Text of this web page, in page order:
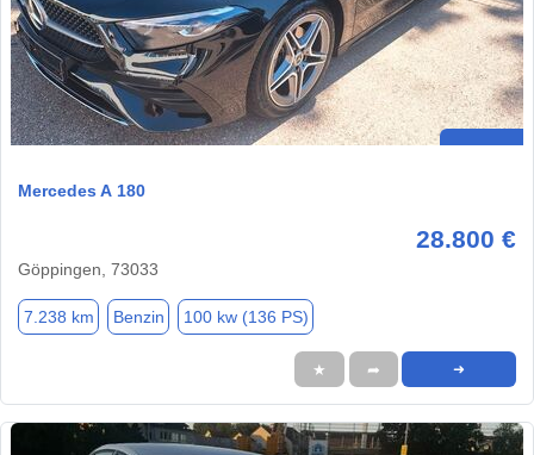
Mercedes A 180
28.800 €
Göppingen, 73033
7.238 km Benzin 100 kw (136 PS)
★ ➦ ➜